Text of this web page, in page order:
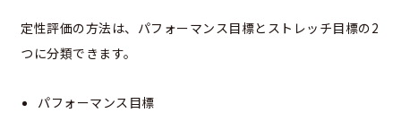
定性評価の方法は、パフォーマンス目標とストレッチ目標の2
つに分類できます。
パフォーマンス目標